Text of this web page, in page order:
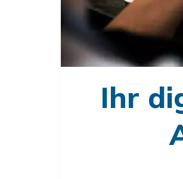
Ihr